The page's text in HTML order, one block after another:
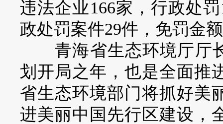
违法企业166家，行政处
政处罚案件29件，免罚金
青海省生态环境厅厅长
划开局之年，也是全面推
省生态环境部门将抓好美
进美丽中国先行区建设，